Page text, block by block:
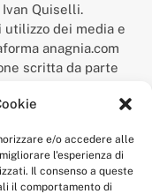
e/o accedere alle
l'esperienza di
Il consenso a queste
il comportamento di
Quiselli.
dei media e
anagnia.com
scritta da parte
l’Ufficio Italiano
del 9 febbraio 2017.